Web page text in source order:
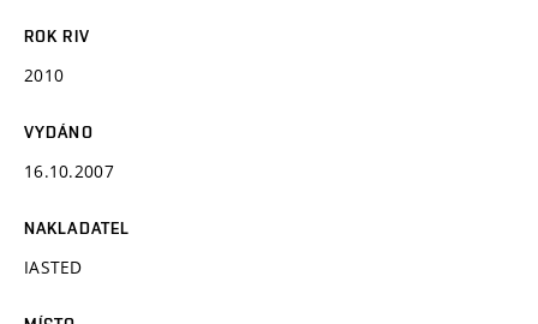
ROK RIV
2010
VYDÁNO
16.10.2007
NAKLADATEL
IASTED